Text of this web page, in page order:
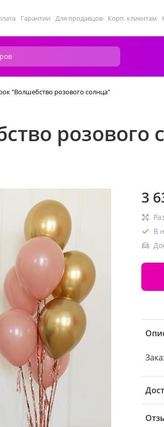
Гарантии Для продавцов Корп. клиентам
"Волшебство розового солнца"
розового
3
В